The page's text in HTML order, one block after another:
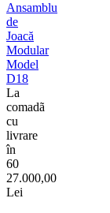
Ansamblu
de
Joacă
Modular
Model
D18
La
comadã
cu
livrare
în
60
27.000,00
Lei